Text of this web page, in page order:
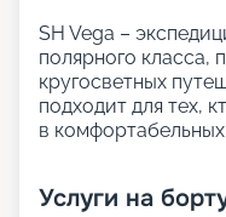
SH Vega –
полярного класса,
кругосветных
подходит для тех,
в
удалённые уголки
Услуги на